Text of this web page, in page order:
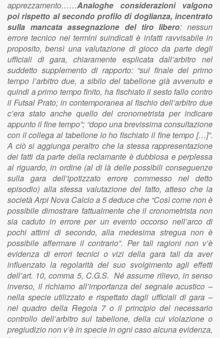
apprezzamento……Analoghe considerazioni valgono
poi rispetto al secondo profilo di doglianza, incentrato
sulla mancata assegnazione del tiro libero: nessun
errore tecnico nei termini suindicati è infatti ravvisabile in
proposito, bensì una valutazione di gioco da parte degli
ufficiali di gara, chiaramente esplicata dall’arbitro nel
suddetto supplemento di rapporto: “sul finale del primo
tempo l’arbitro due, a sibilo del tabellone già avvenuto e
quindi a primo tempo finito, ha fischiato il sesto fallo contro
il Futsal Prato; in contemporanea al fischio dell’arbitro due
c’era stato anche quello del cronometrista per indicare
appunto il fine tempo”; “dopo una brevissima consultazione
con il collega al tabellone io ho fischiato il fine tempo […]”.
A ciò si aggiunga peraltro che la stessa rappresentazione
dei fatti da parte della reclamante è dubbiosa e perplessa
al riguardo, in ordine (al di là delle possibili conseguenze
sulla gara dell’ipotizzato errore commesso nel detto
episodio) alla stessa valutazione del fatto, atteso che la
società Arpi Nova Calcio a 5 deduce che “Così come non è
possibile dimostrare fattualmente che il cronometrista non
sia caduto in errore per un evento occorso nell’arco di
pochi attimi di secondo, alla medesima stregua non è
possibile affermare il contrario”. Per tali ragioni non v’è
evidenza di errori tecnici o vizi della gara tali da aver
influenzato la regolarità del suo svolgimento agli effetti
dell’art. 10, comma 5, C.G.S. Né assume rilievo, in senso
inverso, il richiamo all’importanza del segnale acustico –
nella specie utilizzato e rispettato dagli ufficiali di gara –
nel quadro della Regola 7 o il principio del necessario
controllo dell’arbitro sul tabellone, della cui violazione o
pregiudizio non v’è in specie in ogni caso alcuna evidenza,